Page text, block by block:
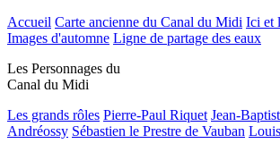
Accueil Carte ancienne du Canal du Midi Ici et
Images d'automne Ligne de partage des eaux
Les Personnages du
Canal du Midi
Les grands rôles Pierre-Paul Riquet Jean-
Andréossy Sébastien le Prestre de Vauban